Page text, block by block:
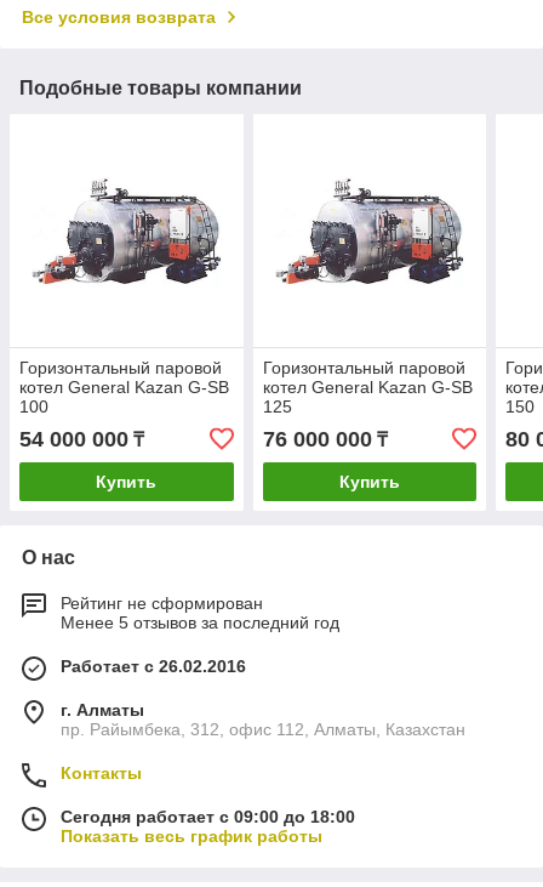
Все условия возврата
Подобные товары компании
Горизонтальный паровой
котел General Kazan G-SB
100
54 000 000 ₸
Купить
Горизонтальный паровой
котел General Kazan G-SB
125
76 000 000₸
Купить
150
80
О нас
Рейтинг не сформирован
Менее 5 отзывов за последний год
Работает с 26.02.2016
г. Алматы
пр. Райымбека, 312, офис 112, Алматы, Казахстан
Контакты
Сегодня работает с 09:00 до 18:00
Показать весь график работы